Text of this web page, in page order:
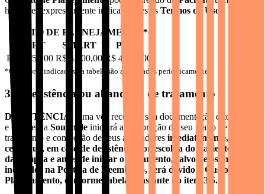
hipóteses expressamente indicadas nestes Termos de Uso
CUSTO DE PLANEJAMENTO*
LIGHT
SMART
PLUS
R$ 2.950,00 R$ 3.700,00 R$ 4.900,00
*Os valores indicados na tabela são atualizados periodicamente.
3.6. desistência ou abandono de tratamento
DESISTÊNCIA.
Uma vez recebida sua documentação ortodôntica
e exames, a SouSmile iniciará a elaboração do seu plano de
tratamento e confecção de seus alinhadores imediatamente, sendo
certo que, em caso de desistência por escolha do Paciente depois
da compra e antes de iniciar o tratamento, salvo pelos motivos
indicados na Política de Reembolso, será devido o Custo de
Planejamento, conforme tabela constante do item 3.5.1.